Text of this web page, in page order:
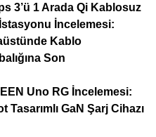
3’ü 1 Arada Qi Kablosuz
İncelemesi:
Kablo
Son
Uno RG İncelemesi:
Tasarımlı GaN Şarj Cihazı